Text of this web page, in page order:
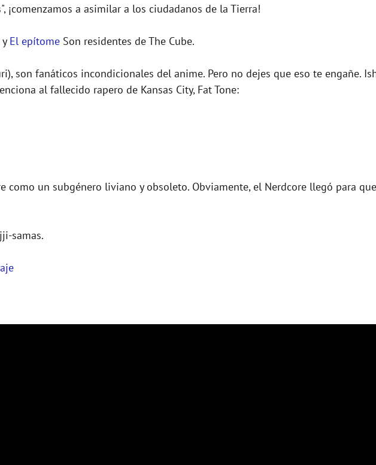
¡comenzamos a asimilar a los ciudadanos de la Tierra!
El epítome Son residentes de The Cube.
son fanáticos incondicionales del anime. Pero no dejes que eso te engañe.
al fallecido rapero de Kansas City, Fat Tone:
como un subgénero liviano y obsoleto. Obviamente, el Nerdcore llegó para
samas.